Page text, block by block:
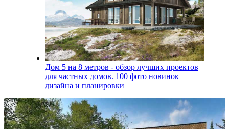
Дом 5 на 8 метров - обзор лучших проектов
для частных домов. 100 фото новинок
дизайна и планировки